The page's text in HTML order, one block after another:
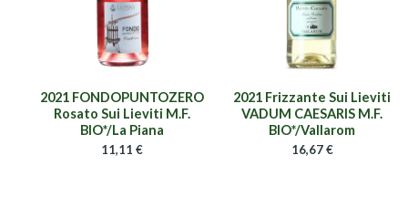
2021 FONDOPUNTOZERO
Rosato Sui Lieviti M.F.
BIO*/La Piana
11,11€
2021 Frizzante Sui Lieviti
VADUM CAESARIS M.F.
BIO*/Vallarom
16,67€